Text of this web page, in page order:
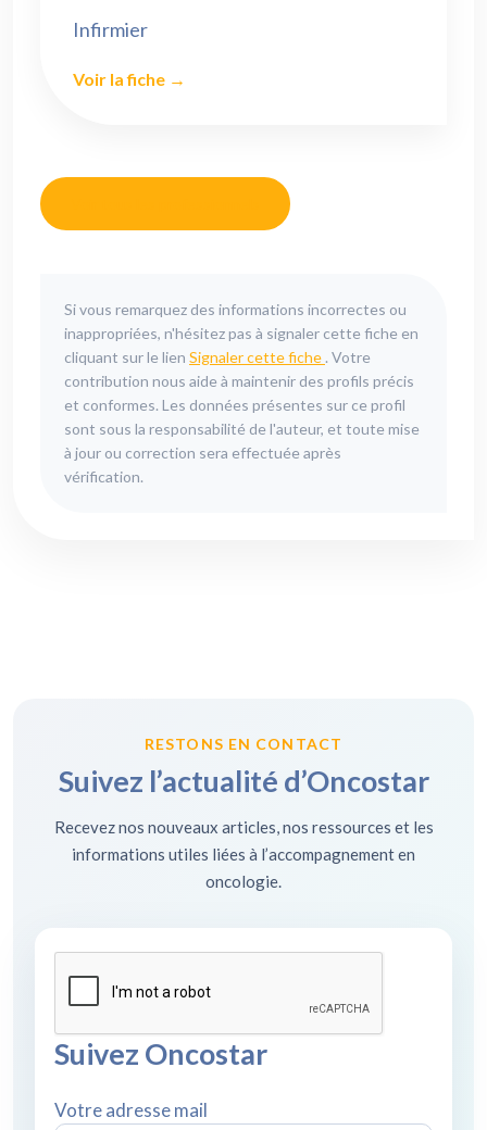
Infirmier
Voir la fiche →
Si vous remarquez des informations incorrectes ou
inappropriées, n'hésitez pas à signaler cette fiche en
cliquant sur le lien Signaler cette fiche . Votre
contribution nous aide à maintenir des profils précis
et conformes. Les données présentes sur ce profil
sont sous la responsabilité de l'auteur, et toute mise
à jour ou correction sera effectuée après
vérification.
RESTONS EN CONTACT
Suivez l’actualité d’Oncostar
Recevez nos nouveaux articles, nos ressources et les
informations utiles liées à l’accompagnement en
oncologie.
Suivez Oncostar
Votre adresse mail